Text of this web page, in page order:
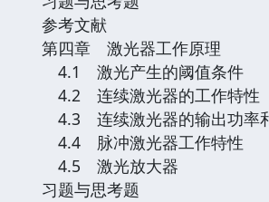
参考文献
第四章 激光器工作原理
4.1 激光产生的阈值条件
4.2 连续激光器的工作特性
4.3 连续激光器的输出功率
4.4 脉冲激光器工作特性
4.5 激光放大器
习题与思考题